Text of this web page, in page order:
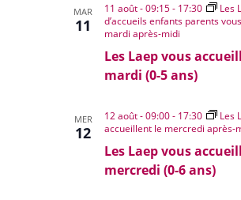
MAR
11
Les Laep vous
mardi (0-5 ans)
11 août - 09:15- 17:30
Les
d’accueils enfants parents
mardi après-midi
MER
12
Les Laep vous
mercredi (0-6 ans)
12 août - 09:00- 17:30
Les
accueillent le mercredi après-